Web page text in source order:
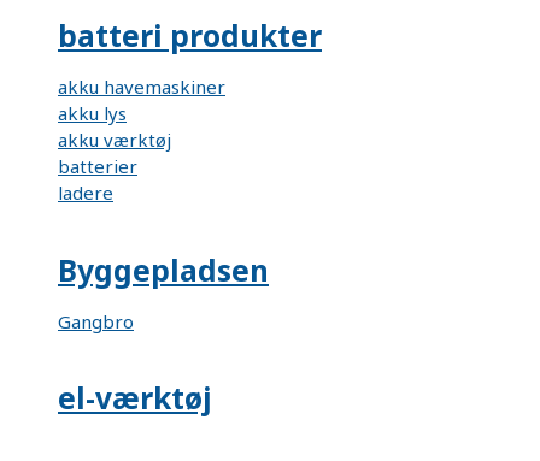
batteri produkter
akku havemaskiner
akku lys
akku værktøj
batterier
ladere
Byggepladsen
Gangbro
el-værktøj